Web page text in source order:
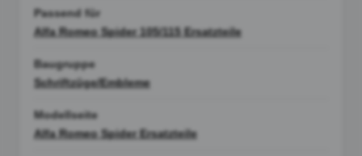
Passend für
Alfa Romeo Spider 105/115 Ersatzteile
Baugruppe
Schriftzüge/Embleme
Modellseite
Alfa Romeo Spider Ersatzteile